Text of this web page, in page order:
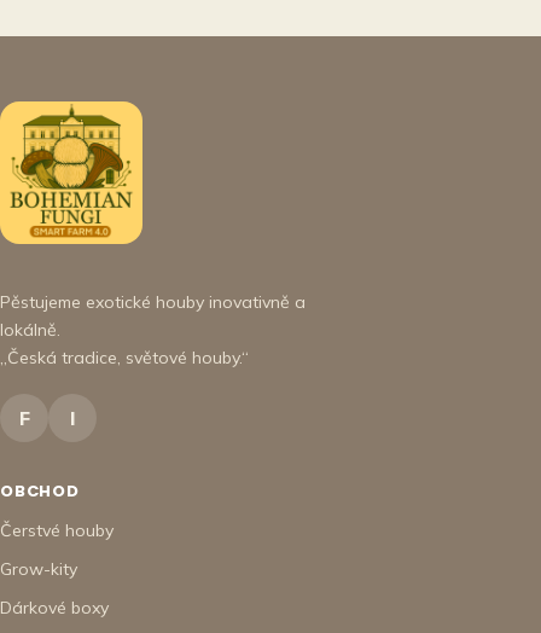
Pěstujeme exotické houby inovativně a
lokálně.
„Česká tradice, světové houby.“
F I
OBCHOD
Čerstvé houby
Grow-kity
Dárkové boxy